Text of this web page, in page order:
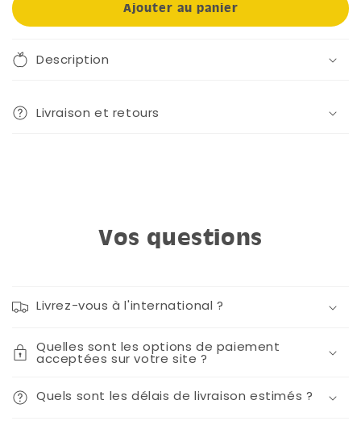
Ajouter au panier
Description
Livraison et retours
Vos questions
Livrez-vous à l'international ?
Quelles sont les options de paiement
acceptées sur votre site ?
Quels sont les délais de livraison estimés ?